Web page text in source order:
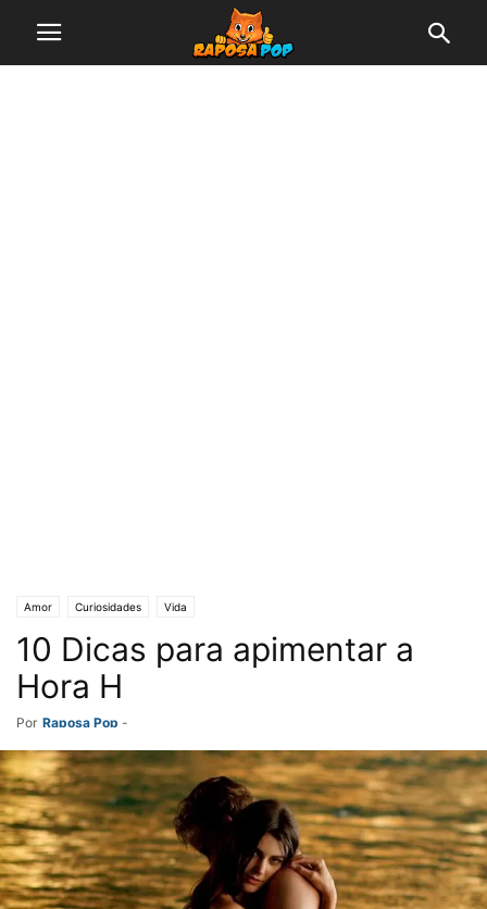
Amor Curiosidades Vida
10 Dicas para apimentar a
Hora H
Por Raposa Pop -